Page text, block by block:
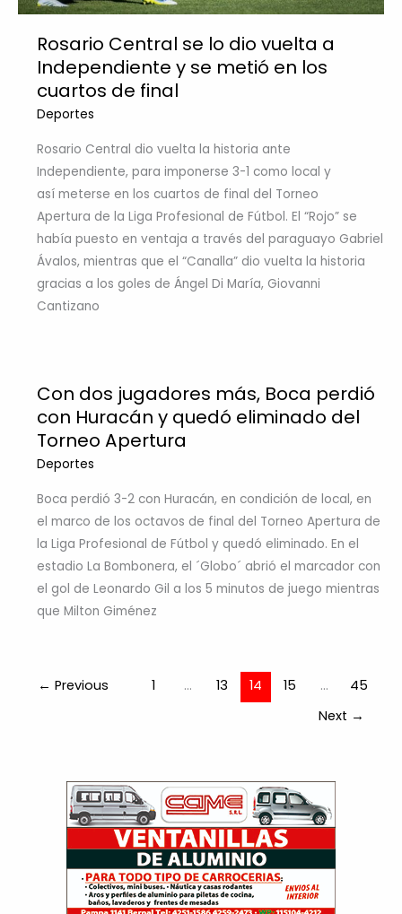
Rosario Central se lo dio vuelta a
Independiente y se metió en los
cuartos de final
Deportes
Rosario Central dio vuelta la historia ante
Independiente, para imponerse 3-1 como local y
así meterse en los cuartos de final del Torneo
Apertura de la Liga Profesional de Fútbol. El “Rojo” se
había puesto en ventaja a través del paraguayo Gabriel
Ávalos, mientras que el “Canalla” dio vuelta la historia
gracias a los goles de Ángel Di María, Giovanni
Cantizano
Con dos jugadores más, Boca perdió
con Huracán y quedó eliminado del
Torneo Apertura
Deportes
Boca perdió 3-2 con Huracán, en condición de local, en
el marco de los octavos de final del Torneo Apertura de
la Liga Profesional de Fútbol y quedó eliminado. En el
estadio La Bombonera, el ´Globo´ abrió el marcador con
el gol de Leonardo Gil a los 5 minutos de juego mientras
que Milton Giménez
← Previous 1 … 13 14 15 …
45
Next →